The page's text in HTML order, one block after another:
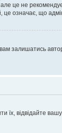
це не
це означає, що
залишатись
їх, відвідайте вашу